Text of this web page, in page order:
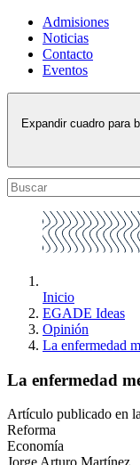
Admisiones
Noticias
Contacto
Eventos
Expandir cuadro para
Inicio
EGADE Ideas
Opinión
La enfermedad
La enfermedad
Artículo publicado en
Reforma
Economía